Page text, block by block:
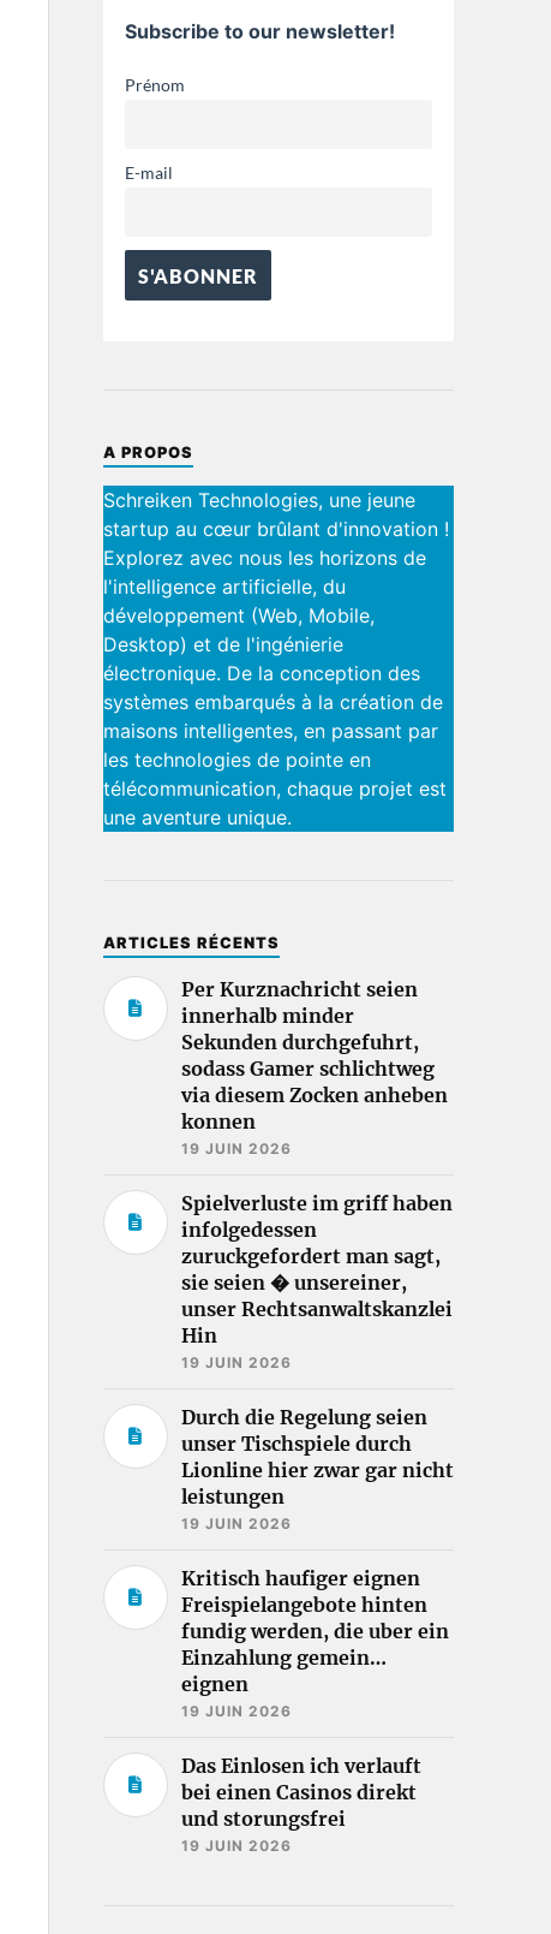
Subscribe to our newsletter!
Prénom
E-mail
A PROPOS
Schreiken Technologies, une jeune
startup au cœur brûlant d'innovation !
Explorez avec nous les horizons de
l'intelligence artificielle, du
développement (Web, Mobile,
Desktop) et de l'ingénierie
électronique. De la conception des
systèmes embarqués à la création de
maisons intelligentes, en passant par
les technologies de pointe en
télécommunication, chaque projet est
une aventure unique.
ARTICLES RÉCENTS
Per Kurznachricht seien
innerhalb minder
Sekunden durchgefuhrt,
sodass Gamer schlichtweg
via diesem Zocken anheben
konnen
19 JUIN 2026
Spielverluste im griff haben
infolgedessen
zuruckgefordert man sagt,
sie seien � unsereiner,
unser Rechtsanwaltskanzlei
Hin
19 JUIN 2026
Durch die Regelung seien
unser Tischspiele durch
Lionline hier zwar gar nicht
leistungen
19 JUIN 2026
Kritisch haufiger eignen
Freispielangebote hinten
fundig werden, die uber ein
Einzahlung gemein…
eignen
19 JUIN 2026
Das Einlosen ich verlauft
bei einen Casinos direkt
und storungsfrei
19 JUIN 2026